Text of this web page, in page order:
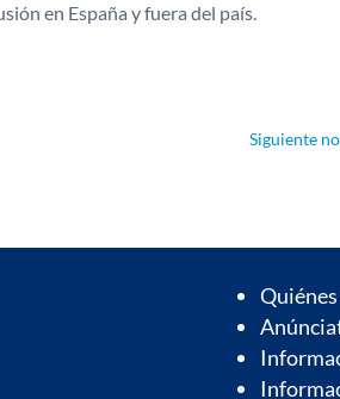
en España y fuera del país.
Siguiente